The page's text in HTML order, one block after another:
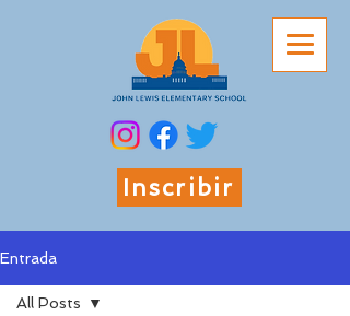
Inscribir
Entrada
All Posts